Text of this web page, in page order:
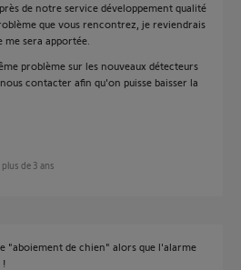
de notre service développement qualité
que vous rencontrez, je reviendrais
sera apportée.
problème sur les nouveaux détecteurs
contacter afin qu'on puisse baisser la
plus de 3 ans
"aboiement de chien" alors que l'alarme
!